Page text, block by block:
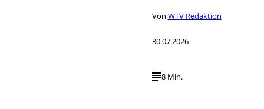
Von WTV Redaktion
30.07.2026
8 Min.